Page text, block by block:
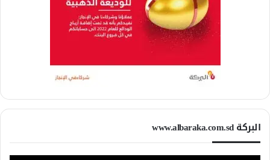
البركة www.albaraka.com.sd